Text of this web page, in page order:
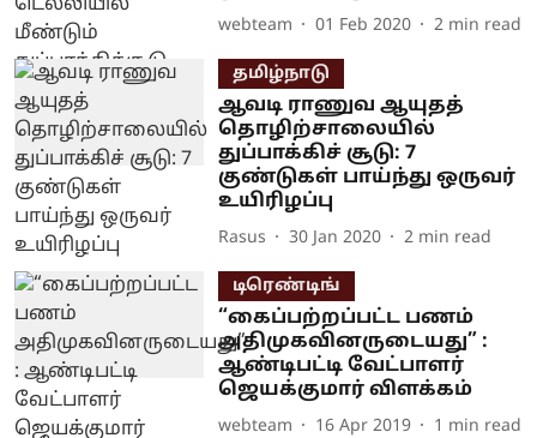
webteam 01 Feb 2020 2 min read
தமிழ்நாடு
ஆவடி ராணுவ ஆயுதத்
தொழிற்சாலையில்
துப்பாக்கிச் சூடு: 7
குண்டுகள் பாய்ந்து ஒருவர்
உயிரிழப்பு
Rasus 30 Jan 2020 2 min read
டிரெண்டிங்
“கைப்பற்றப்பட்ட பணம்
அதிமுகவினருடையது” :
ஆண்டிபட்டி வேட்பாளர்
ஜெயக்குமார் விளக்கம்
webteam 16 Apr 2019 1 min read